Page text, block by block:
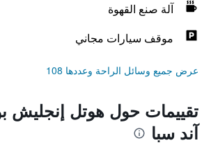
آلة صنع القهوة
موقف سيارات مجاني
عرض جميع وسائل الراحة وعددها 108
تقييمات حول هوتل إنجليش
آند سبا